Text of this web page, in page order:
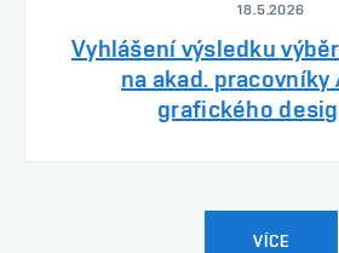
18.5.2026
Vyhlášení výsledku
na akad.
grafického
VÍCE